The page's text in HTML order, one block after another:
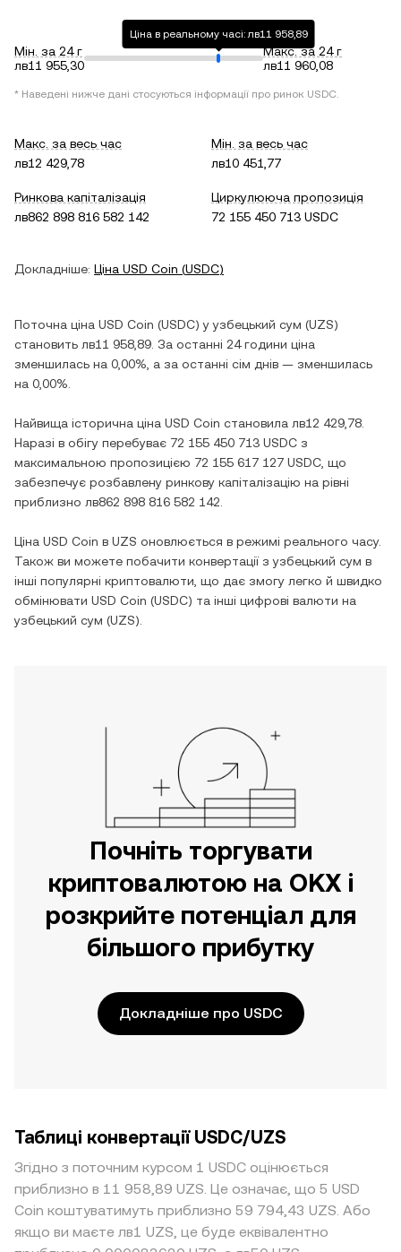
Мін. за 24 г
лв11 955,30
Ціна в реальному часі: лв11 958,89
Макс. за 24 г
лв11 960,08
* Наведені нижче дані стосуються інформації про ринок USDC.
Макс. за весь час
лв12 429,78
Мін. за весь час
лв10 451,77
Ринкова капіталізація
лв862 898 816 582 142
Циркулююча пропозиція
72 155 450 713 USDC
Докладніше: Ціна USD Coin (USDC)
Поточна ціна USD Coin (USDC) уузбецький сум (UZS)
становить лв11 958,89 . За останні 24 години ціна
зменшилась на 0,00% , а за останні сім днів — зменшилась
на 0,00%
Найвища історична ціна USD Coin становила лв12 429,78
Наразі в обігу перебуває 72 155 450 713 USDC з
максимальною пропозицією 72 155 617 127 USDC , що
забезпечує розбавлену ринкову капіталізацію на рівні
приблизно лв862 898 816 582 142
Ціна USD Coin в UZS оновлюється в режимі реального часу.
Також ви можете побачити конвертації зузбецький сум в
інші популярні криптовалюти, що дає змогу легко й швидко
обмінювати USD Coin (USDC) та інші цифрові валюти на
узбецький сум (UZS).
Почніть торгувати
криптовалютою на OKX і
розкрийте потенціал для
більшого прибутку
Докладніше про USDC
Таблиці конвертації USDC/UZS
Згідно з поточним курсом 1 USDC оцінюється
приблизно в 11 958,89 UZS. Це означає, що 5 USD
Coin коштуватимуть приблизно 59 794,43 UZS. Або
якщо ви маєте лв1 UZS, це буде еквівалентно